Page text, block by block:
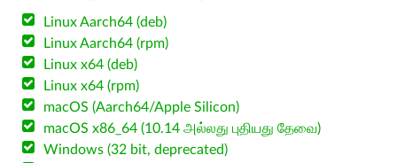
Linux Aarch64 (deb)
Linux Aarch64 (rpm)
Linux x64 (deb)
Linux x64 (rpm)
macOS (Aarch64/Apple Silicon)
macOS x86_64 (10.14 அல்லது புதியது தேவை)
Windows (32 bit, deprecated)